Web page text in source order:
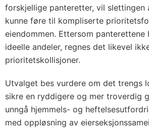
forskjellige panteretter, vil slettingen
kunne føre til kompliserte
eiendommen. Ettersom panterettene
ideelle andeler, regnes det likevel
prioritetskollisjoner.
Utvalget bes vurdere om det trengs
sikre en ryddigere og mer troverdig
unngå hjemmels- og
med oppløsning av